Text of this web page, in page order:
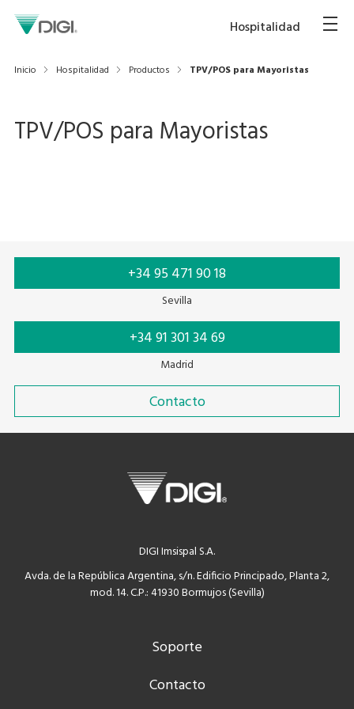
Hospitalidad
Inicio Hospitalidad Productos TPV/POS para Mayoristas
TPV/POS para Mayoristas
+34 95 471 90 18
Sevilla
+34 91 301 34 69
Madrid
Contacto
DIGI Imsispal S.A.
Avda. de la República Argentina, s/n. Edificio Principado, Planta 2,
mod. 14. C.P.: 41930 Bormujos (Sevilla)
Soporte
Contacto